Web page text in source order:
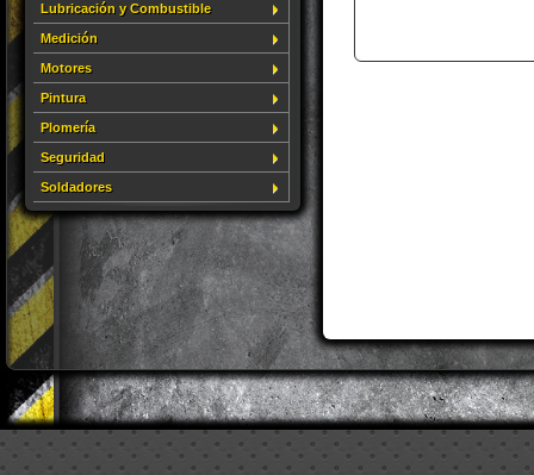
Lubricación y Combustible
Medición
Motores
Pintura
Plomería
Seguridad
Soldadores